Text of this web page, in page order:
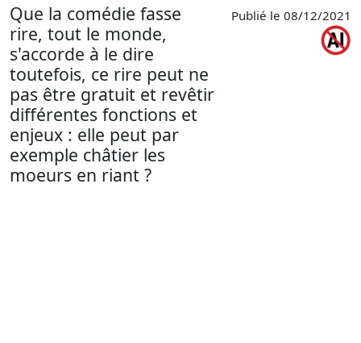
Que la comédie fasse
rire, tout le monde,
s'accorde à le dire
toutefois, ce rire peut ne
pas être gratuit et revêtir
différentes fonctions et
enjeux : elle peut par
exemple châtier les
moeurs en riant ?
Publié le 08/12/2021